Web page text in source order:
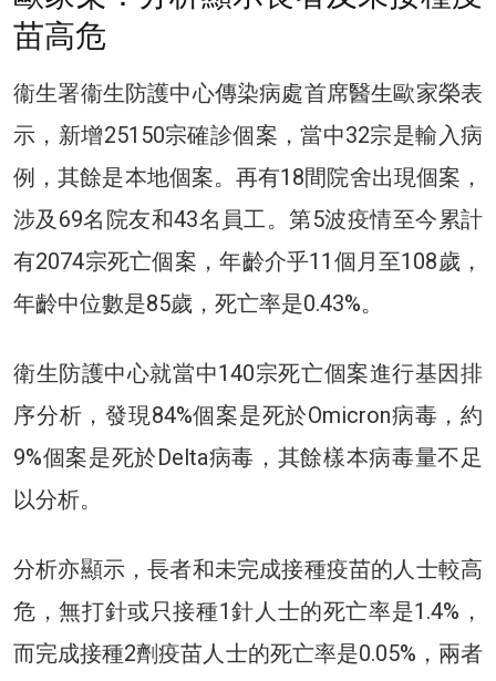
苗高危
衞生署衞生防護中心傳染病處首席醫生歐家榮表
示，新增25150宗確診個案，當中32宗是輸入病
例，其餘是本地個案。再有18間院舍出現個案，
涉及69名院友和43名員工。第5波疫情至今累計
有2074宗死亡個案，年齡介乎11個月至108歲，
年齡中位數是85歲，死亡率是0.43%。
衛生防護中心就當中140宗死亡個案進行基因排
序分析，發現84%個案是死於Omicron病毒，約
9%個案是死於Delta病毒，其餘樣本病毒量不足
以分析。
分析亦顯示，長者和未完成接種疫苗的人士較高
危，無打針或只接種1針人士的死亡率是1.4%，
而完成接種2劑疫苗人士的死亡率是0.05%，兩者